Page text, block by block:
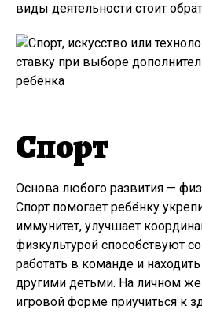
виды деятельности стоит
Спорт
Основа любого развития —
Спорт помогает ребёнку
иммунитет, улучшает
физкультурой способствуют
работать в команде и
другими детьми. На личном же
игровой форме приучиться к